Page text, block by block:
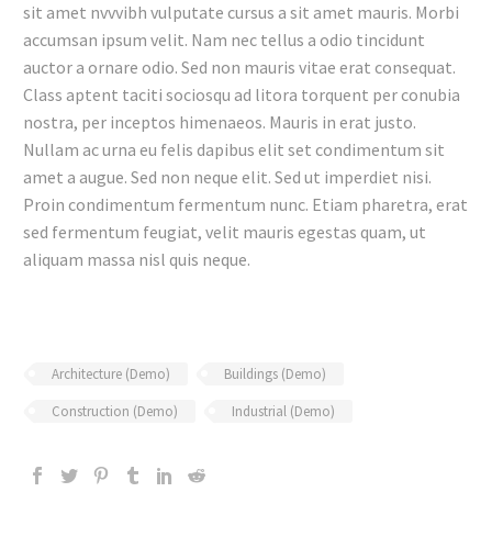
sit amet nvvvibh vulputate cursus a sit amet mauris. Morbi
accumsan ipsum velit. Nam nec tellus a odio tincidunt
auctor a ornare odio. Sed non mauris vitae erat consequat.
Class aptent taciti sociosqu ad litora torquent per conubia
nostra, per inceptos himenaeos. Mauris in erat justo.
Nullam ac urna eu felis dapibus elit set condimentum sit
amet a augue. Sed non neque elit. Sed ut imperdiet nisi.
Proin condimentum fermentum nunc. Etiam pharetra, erat
sed fermentum feugiat, velit mauris egestas quam, ut
aliquam massa nisl quis neque.
Architecture (Demo)
Buildings (Demo)
Construction (Demo)
Industrial (Demo)